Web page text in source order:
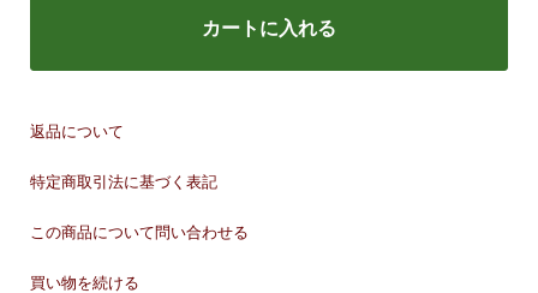
カートに入れる
返品について
特定商取引法に基づく表記
この商品について問い合わせる
買い物を続ける